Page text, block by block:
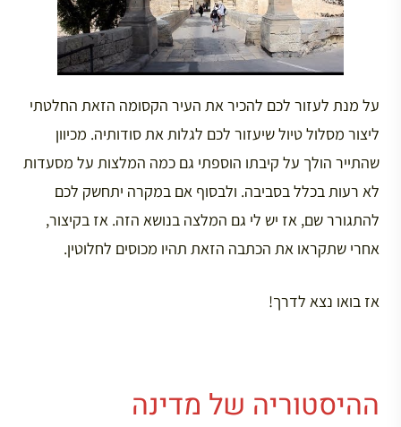
על מנת לעזור לכם להכיר את העיר הקסומה הזאת החלטתי
ליצור מסלול טיול שיעזור לכם לגלות את סודותיה. מכיוון
שהתייר הולך על קיבתו הוספתי גם כמה המלצות על מסעדות
לא רעות בכלל בסביבה. ולבסוף אם במקרה יתחשק לכם
להתגורר שם, אז יש לי גם המלצה בנושא הזה. אז בקיצור,
אחרי שתקראו את הכתבה הזאת תהיו מכוסים לחלוטין.
אז בואו נצא לדרך!
ההיסטוריה של מדינה